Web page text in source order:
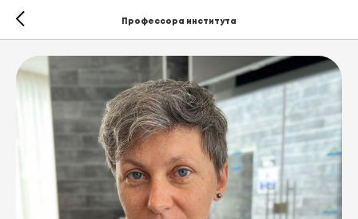
Профессора института